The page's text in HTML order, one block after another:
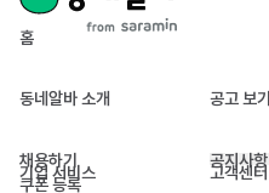
홈
동네알바 소개 공고 보기
채용하기
기업 서비스
쿠폰 등록
공지사항
고객센터